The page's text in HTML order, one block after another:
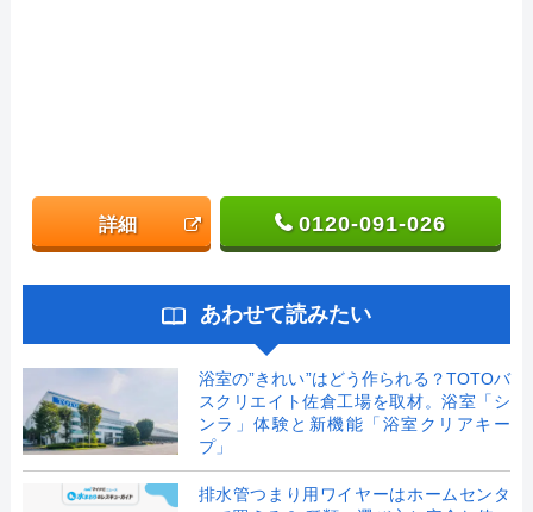
詳細 0120-091-026
あわせて読みたい
浴室の”きれい”はどう作られる？TOTOバ
スクリエイト佐倉工場を取材。浴室「シ
ンラ」体験と新機能「浴室クリアキー
プ」
排水管つまり用ワイヤーはホームセンタ